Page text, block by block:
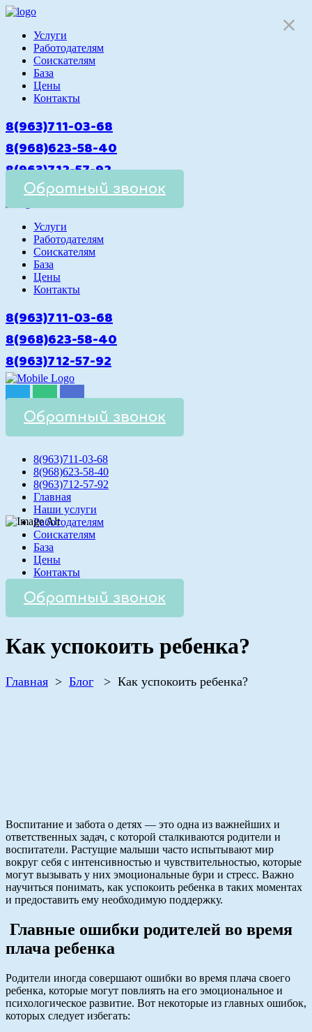
Услуги
Работодателям
Cоискателям
База
Цены
Контакты
8(963)711-03-68
8(968)623-58-40
8(963)712-57-92
Обратный звонок
Услуги
Работодателям
Cоискателям
База
Цены
Контакты
8(963)711-03-68
8(968)623-58-40
8(963)712-57-92
Обратный звонок
8(963)711-03-68
8(968)623-58-40
8(963)712-57-92
Главная
Наши услуги
Работодателям
Соискателям
База
Цены
Контакты
Обратный звонок
Как успокоить ребенка?
Главная > Блог > Как успокоить ребенка?
Воспитание и забота о детях — это одна из важнейших и
ответственных задач, с которой сталкиваются родители и
воспитатели. Растущие малыши часто испытывают мир
вокруг себя с интенсивностью и чувствительностью, которые
могут вызывать у них эмоциональные бури и стресс. Важно
научиться понимать, как успокоить ребенка в таких моментах
и предоставить ему необходимую поддержку.
Главные ошибки родителей во время
плача ребенка
Родители иногда совершают ошибки во время плача своего
ребенка, которые могут повлиять на его эмоциональное и
психологическое развитие. Вот некоторые из главных ошибок,
которых следует избегать: